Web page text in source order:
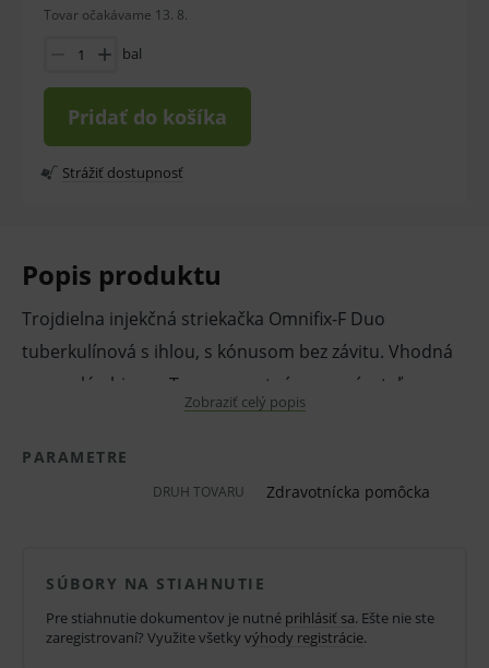
Tovar očakávame 13. 8.
bal
Pridať do košíka
Strážiť dostupnosť
Popis produktu
Trojdielna injekčná striekačka Omnifix-F Duo
tuberkulínová s ihlou, s kónusom bez závitu. Vhodná
pre malé objemy. Transparentný s nezmývateľnou
čiernou stupnicou. Striekačka obsahuje bezpečnú
zarážku piestu. Bezproblémová ašpirácia po
maximálne množstvo.
Tuberkulínová.
Bez závitu.
Zobraziť celý popis
PARAMETRE
DRUH TOVARU Zdravotnícka pomôcka
SÚBORY NA STIAHNUTIE
Pre stiahnutie dokumentov je nutné prihlásiť sa. Ešte nie ste
zaregistrovaní? Využite všetky výhody registrácie.